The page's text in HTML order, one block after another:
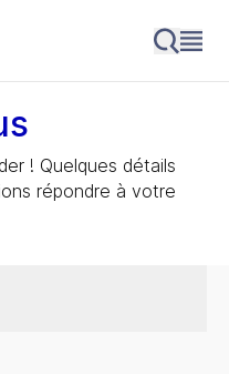
! Quelques détails
répondre à votre